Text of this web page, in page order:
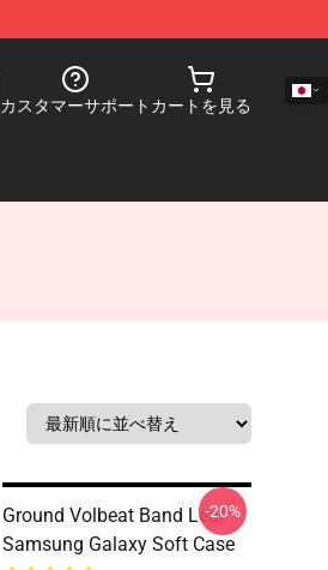
カスタマーサポート カートを見る
Ground Volbeat Band Leaf
Samsung Galaxy Soft Case
-20%